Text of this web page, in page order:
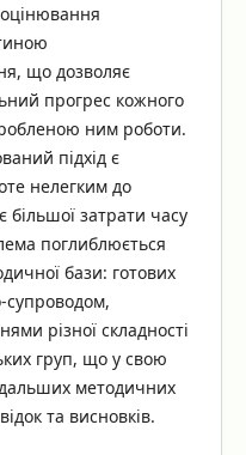
що дозволяє
прогрес кожного
ним роботи.
підхід є
нелегким до
більшої затрати часу
поглиблюється
бази: готових
супроводом,
різної складності
груп, що у свою
методичних
та висновків.